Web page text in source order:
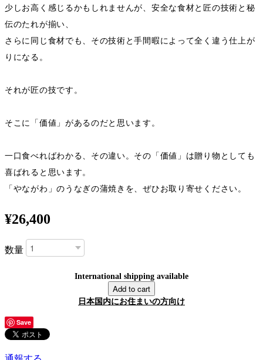
少しお高く感じるかもしれませんが、安全な食材と匠の技術と秘
伝のたれが揃い、
さらに同じ食材でも、その技術と手間暇によって全く違う仕上が
りになる。
それが匠の技です。
そこに「価値」があるのだと思います。
一口食べればわかる、その違い。その「価値」は贈り物としても
喜ばれると思います。
「やながわ」のうなぎの蒲焼きを、ぜひお取り寄せください。
¥26,400
数量
International shipping available
Add to cart
日本国内にお住まいの方向け
Save